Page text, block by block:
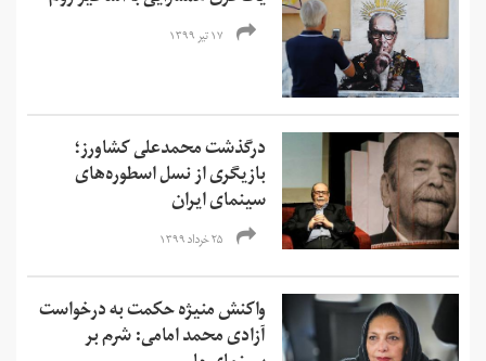
۱۷ تیر ۱۳۹۹
درگذشت محمدعلی کشاورز؛
بازیگری از نسل اسطوره‌های
سینمای ایران
۲۵ خرداد ۱۳۹۹
واکنش منیژه حکمت به درخواست
آزادی محمد امامی: شرم بر